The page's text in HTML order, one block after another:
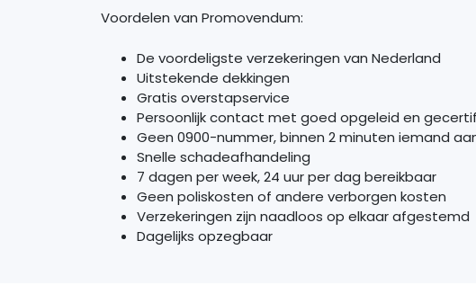
Voordelen van Promovendum:
De voordeligste verzekeringen van Nederland
Uitstekende dekkingen
Gratis overstapservice
Persoonlijk contact met goed opgeleid en
Geen 0900-nummer, binnen 2 minuten iemand
Snelle schadeafhandeling
7 dagen per week, 24 uur per dag bereikbaar
Geen poliskosten of andere verborgen kosten
Verzekeringen zijn naadloos op elkaar afgestemd
Dagelijks opzegbaar